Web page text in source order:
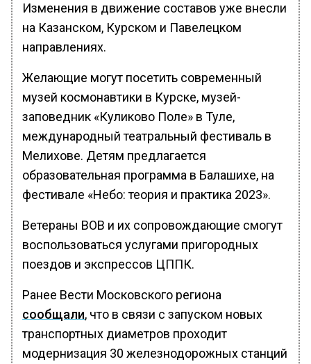
Изменения в движение составов уже внесли
на Казанском, Курском и Павелецком
направлениях.
Желающие могут посетить современный
музей космонавтики в Курске, музей-
заповедник «Куликово Поле» в Туле,
международный театральный фестиваль в
Мелихове. Детям предлагается
образовательная программа в Балашихе, на
фестивале «Небо: теория и практика 2023».
Ветераны ВОВ и их сопровождающие смогут
воспользоваться услугами пригородных
поездов и экспрессов ЦППК.
Ранее Вести Московского региона
сообщали, что в связи с запуском новых
транспортных диаметров проходит
модернизация 30 железнодорожных станций